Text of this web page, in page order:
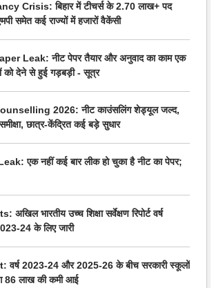
Crisis: बिहार में टीचर्स के 2.70 लाख+ पद
समेत कई राज्यों में हजारों वैकेंसी
Leak: नीट पेपर तैयार और अनुवाद का काम एक
को देने से हुई गड़बड़ी - सूत्र
2026: नीट काउंसलिंग शेड्यूल जल्द,
छात्र-केंद्रित कई बड़े सुधार
एक नहीं कई बार लीक हो चुका है नीट का पेपर;
भारतीय उच्च शिक्षा सर्वेक्षण रिपोर्ट वर्ष
24 के लिए जारी
वर्ष 2023-24 और 2025-26 के बीच सरकारी स्कूलों
86 लाख की कमी आई